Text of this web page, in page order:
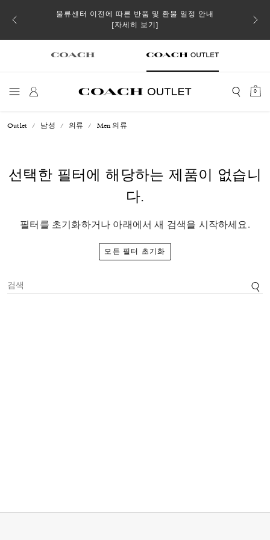
될 수
물류센터 이전에 따른 반품 및 환불 일정 안내
[자세히 보기]
0
Outlet 남성 의류 Men 의류
선택한 필터에 해당하는 제품이 없습니
다.
필터를 초기화하거나 아래에서 새 검색을 시작하세요.
모든 필터 초기화